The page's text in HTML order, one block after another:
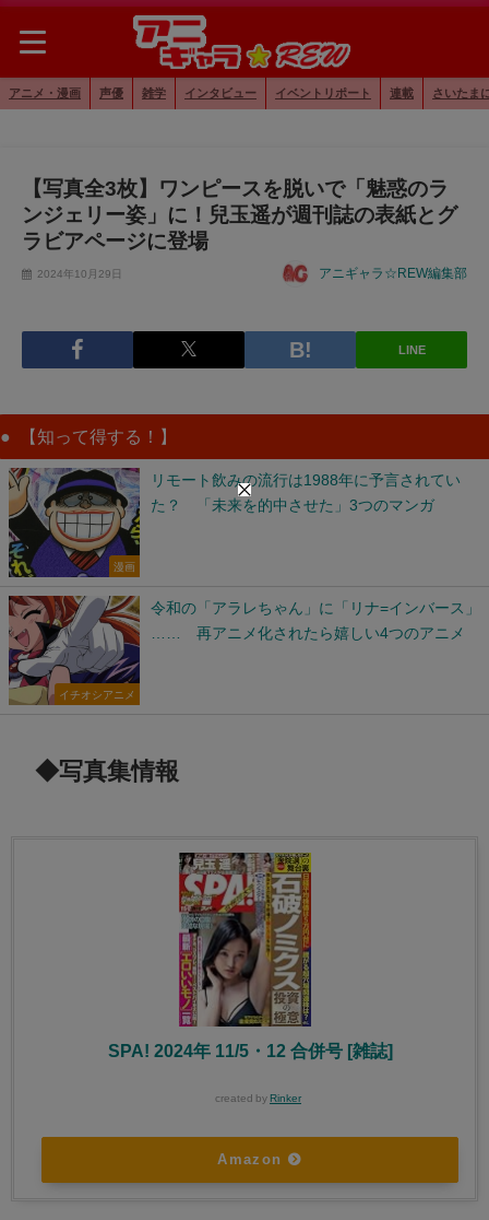
アニメ・漫画 声優 雑学 インタビュー イベントリポート 連載 さいたま
【写真全3枚】ワンピースを脱いで「魅惑のラ
ンジェリー姿」に！兒玉遥が週刊誌の表紙とグ
ラビアページに登場
2024年10月29日 アニギャラ☆REW編集部
LINE
【知って得する！】
漫画
リモート飲みの流行は1988年に予言されてい
た？ 「未来を的中させた」3つのマンガ
イチオシアニメ
令和の「アラレちゃん」に「リナ=インバース」
…… 再アニメ化されたら嬉しい4つのアニメ
◆写真集情報
SPA! 2024年 11/5・12 合併号 [雑誌]
created by Rinker
Amazon